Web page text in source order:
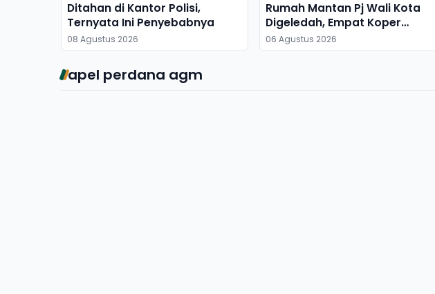
Ditahan di Kantor Polisi,
Ternyata Ini Penyebabnya
08 Agustus 2026
Rumah Mantan Pj Wali Kota
Digeledah, Empat Koper
Dibawa
06 Agustus 2026
apel perdana agm